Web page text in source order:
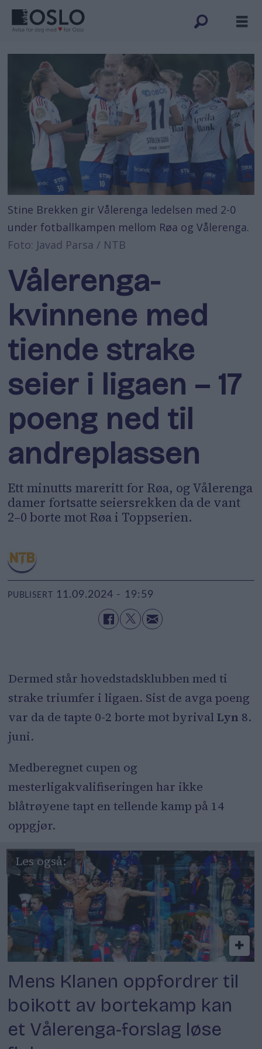
Stine Brekken gir Vålerenga ledelsen med 2-0
under fotballkampen mellom Røa og Vålerenga.
Foto: Javad Parsa / NTB
Vålerenga-
kvinnene med
tiende strake
seier i ligaen – 17
poeng ned til
andreplassen
Ett minutts mareritt for Røa, og Vålerenga
damer fortsatte seiersrekken da de vant
2–0 borte mot Røa i Toppserien.
PUBLISERT 11.09.2024 - 19:59
Dermed står hovedstadsklubben med ti
strake triumfer i ligaen. Sist de avga poeng
var da de tapte 0-2 borte mot byrivalLyn 8.
juni.
Medberegnet cupen og
mesterligakvalifiseringen har ikke
blåtrøyene tapt en tellende kamp på 14
oppgjør.
Mens Klanen oppfordrer til
boikott av bortekamp kan
et Vålerenga-forslag løse